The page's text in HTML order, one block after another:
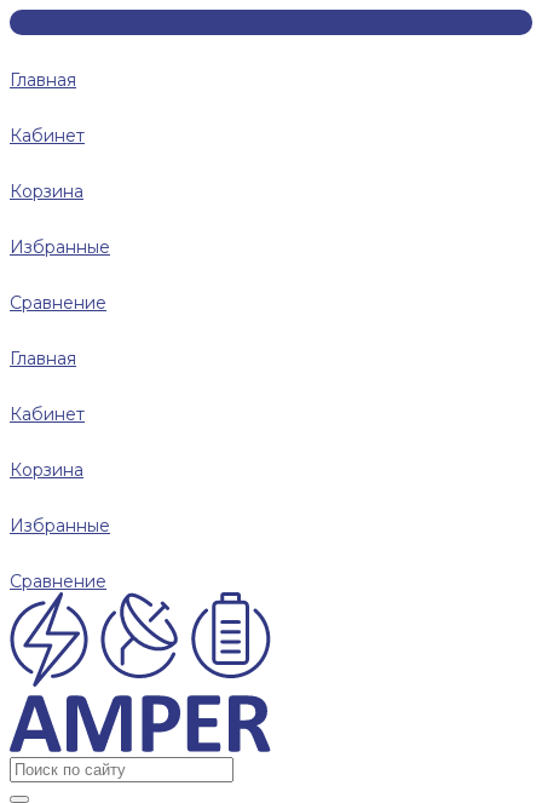
Главная
Кабинет
Корзина
Избранные
Сравнение
Главная
Кабинет
Корзина
Избранные
Сравнение